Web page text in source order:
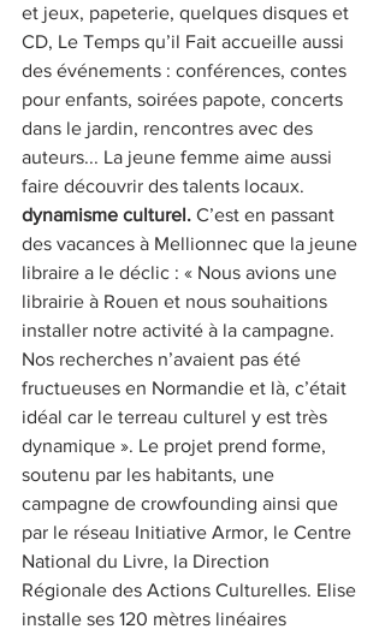
et jeux, papeterie, quelques disques et
CD, Le Temps qu’il Fait accueille aussi
des événements : conférences, contes
pour enfants, soirées papote, concerts
dans le jardin, rencontres avec des
auteurs... La jeune femme aime aussi
faire découvrir des talents locaux.
dynamisme culturel. C’est en passant
des vacances à Mellionnec que la jeune
libraire a le déclic : « Nous avions une
librairie à Rouen et nous souhaitions
installer notre activité à la campagne.
Nos recherches n’avaient pas été
fructueuses en Normandie et là, c’était
idéal car le terreau culturel y est très
dynamique ». Le projet prend forme,
soutenu par les habitants, une
campagne de crowfounding ainsi que
par le réseau Initiative Armor, le Centre
National du Livre, la Direction
Régionale des Actions Culturelles. Elise
installe ses 120 mètres linéaires